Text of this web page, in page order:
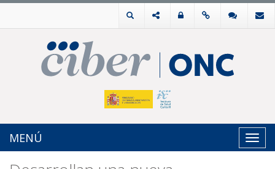
MENÚ